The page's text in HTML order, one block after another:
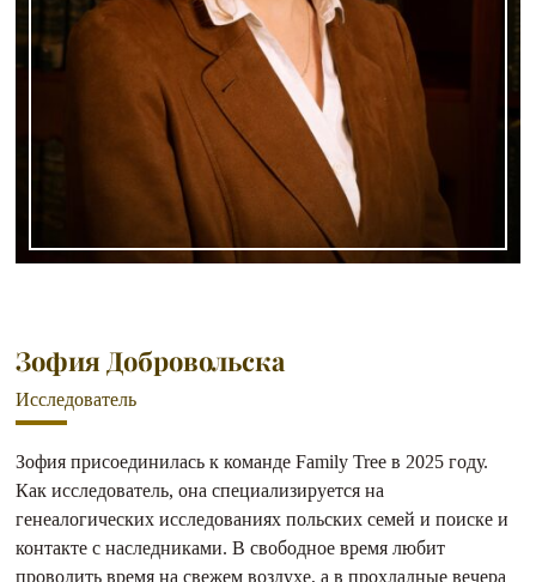
Зофия Добровольска
Исследователь
Зофия присоединилась к команде Family Tree в 2025 году.
Как исследователь, она специализируется на
генеалогических исследованиях польских семей и поиске и
контакте с наследниками. В свободное время любит
проводить время на свежем воздухе, а в прохладные вечера